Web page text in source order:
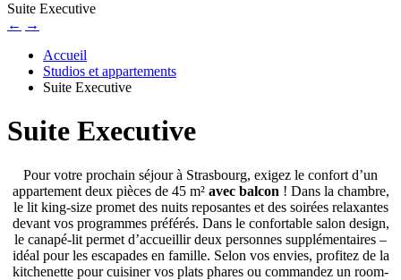
Suite Executive
← →
Accueil
Studios et appartements
Suite Executive
Suite Executive
Pour votre prochain séjour à Strasbourg, exigez le confort d’un
appartement deux pièces de 45 m² avec balcon ! Dans la chambre,
le lit king-size promet des nuits reposantes et des soirées relaxantes
devant vos programmes préférés. Dans le confortable salon design,
le canapé-lit permet d’accueillir deux personnes supplémentaires –
idéal pour les escapades en famille. Selon vos envies, profitez de la
kitchenette pour cuisiner vos plats phares ou commandez un room-